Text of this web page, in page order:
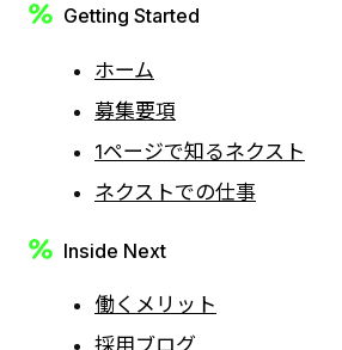
Getting Started
ホーム
募集要項
1ページで知るネクスト
ネクストでの仕事
Inside Next
働くメリット